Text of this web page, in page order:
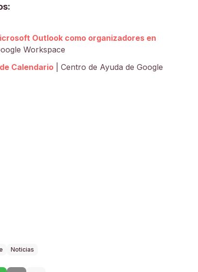
Outlook como organizadores en
Workspace
Calendario | Centro de Ayuda de Google
Noticias